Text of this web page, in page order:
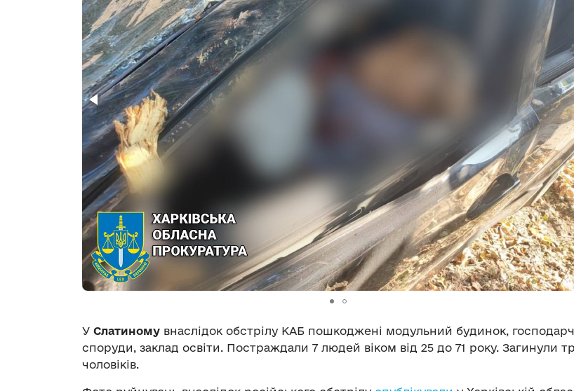
У Слатиному внаслідок обстрілу КАБ пошкоджені модульний будинок,
споруди, заклад освіти. Постраждали 7 людей віком від 25 до 71 року. Загинули
чоловіків.